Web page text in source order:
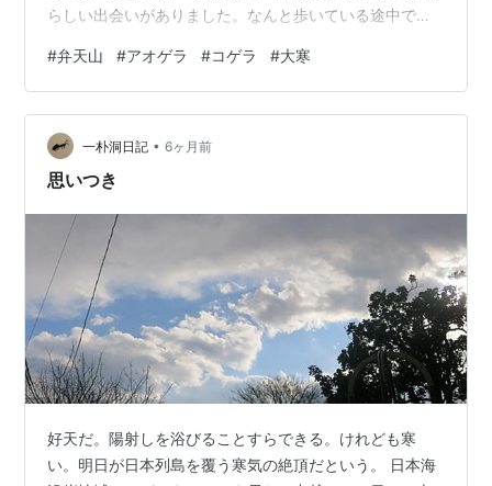
らしい出会いがありました。なんと歩いている途中で
「コゲラ」より大きくて長いなと思っていたら、なんと
「アオゲラ」でした。まじまじと10秒ほど見つめること
ができました。生まれて初めての出会いに胸が高鳴りま
した。こんなところにも出てくることがあるんですね。
今年はよい年になりそうな気がしてきました。 写真1．4
#弁天山 #アオゲラ #コゲラ #大寒
一朴洞日記 • 6ヶ月前
思いつき
好天だ。陽射しを浴びることすらできる。けれども寒
い。明日が日本列島を覆う寒気の絶頂だという。 日本海